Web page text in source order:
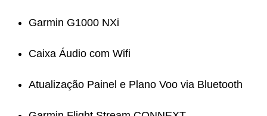
Garmin G1000 NXi
Caixa Áudio com Wifi
Atualização Painel e Plano Voo via Bluetooth